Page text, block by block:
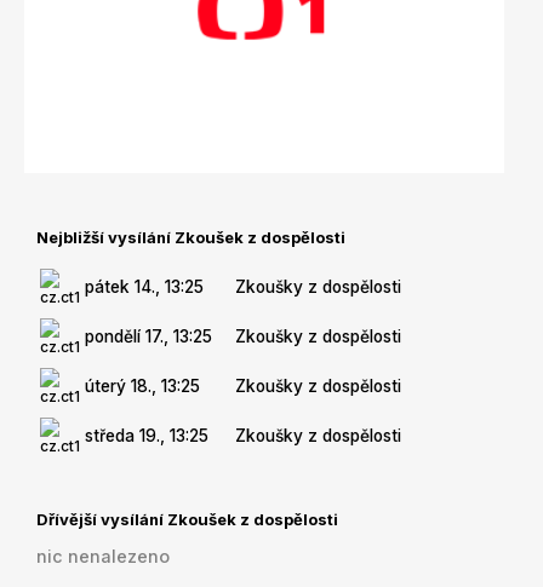
Nejbližší vysílání Zkoušek z dospělosti
pátek 14., 13:25 Zkoušky z dospělosti
pondělí 17., 13:25 Zkoušky z dospělosti
úterý 18., 13:25 Zkoušky z dospělosti
středa 19., 13:25 Zkoušky z dospělosti
Dřívější vysílání Zkoušek z dospělosti
nic nenalezeno